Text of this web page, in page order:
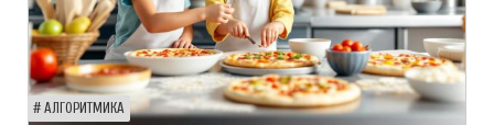
АЛГОРИТМИКА